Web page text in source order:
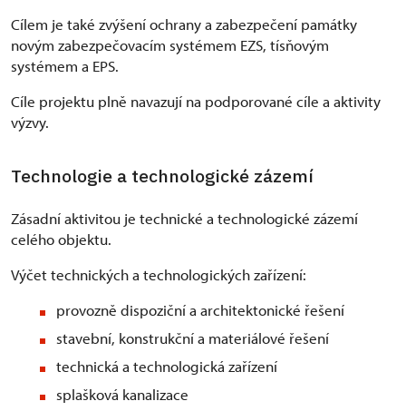
Cílem je také zvýšení ochrany a zabezpečení památky
novým zabezpečovacím systémem EZS, tísňovým
systémem a EPS.
Cíle projektu plně navazují na podporované cíle a aktivity
výzvy.
Technologie a technologické zázemí
Zásadní aktivitou je technické a technologické zázemí
celého objektu.
Výčet technických a technologických zařízení:
provozně dispoziční a architektonické řešení
stavební, konstrukční a materiálové řešení
technická a technologická zařízení
splašková kanalizace